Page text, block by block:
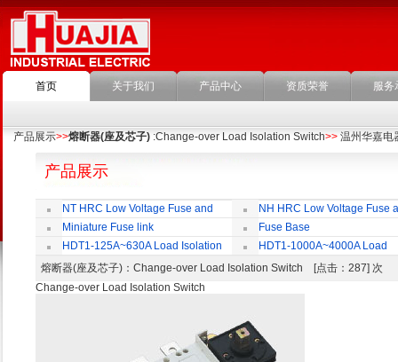
首页 关于我们 产品中心 资质荣誉 服务
产品展示>>熔断器(座及芯子) :Change-over Load Isolation Switch>> 温州华嘉电
产品展示
NT HRC Low Voltage Fuse and
Base
NH HRC Low Voltage Fuse
Base
Miniature Fuse link
Fuse Base
HDT1-125A~630A Load Isolation
Switch
HDT1-1000A~4000A Load
Isolation Switch
熔断器(座及芯子) ：Change-over Load Isolation Switch [点击：287] 次
Change-over Load Isolation Switch